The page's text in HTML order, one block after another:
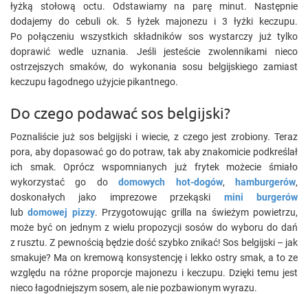
łyżką stołową octu. Odstawiamy na parę minut. Następnie
dodajemy do cebuli ok. 5 łyżek majonezu i 3 łyżki keczupu.
Po połączeniu wszystkich składników sos wystarczy już tylko
doprawić wedle uznania. Jeśli jesteście zwolennikami nieco
ostrzejszych smaków, do wykonania sosu belgijskiego zamiast
keczupu łagodnego użyjcie pikantnego.
Do czego podawać sos belgijski?
Poznaliście już sos belgijski i wiecie, z czego jest zrobiony. Teraz
pora, aby dopasować go do potraw, tak aby znakomicie podkreślał
ich smak. Oprócz wspomnianych już frytek możecie śmiało
wykorzystać go dodomowych hot-dogów, hamburgerów,
doskonałych jako imprezowe przekąski mini burgerów
lubdomowej pizzy. Przygotowując grilla na świeżym powietrzu,
może być on jednym z wielu propozycji sosów do wyboru do dań
z rusztu. Z pewnością będzie dość szybko znikać! Sos belgijski – jak
smakuje? Ma on kremową konsystencję i lekko ostry smak, a to ze
względu na różne proporcje majonezu i keczupu. Dzięki temu jest
nieco łagodniejszym sosem, ale nie pozbawionym wyrazu.